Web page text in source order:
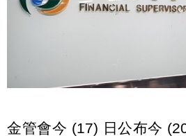
金管會今 (17) 日公布今